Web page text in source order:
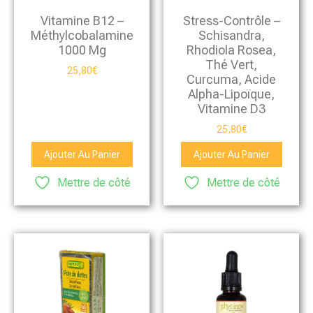
Vitamine B12 –
Méthylcobalamine
1000 Μg
25,80€
Ajouter Au Panier
Mettre de côté
Stress-Contrôle –
Schisandra,
Rhodiola Rosea,
Thé Vert,
Curcuma, Acide
Alpha-Lipoïque,
Vitamine D3
25,80€
Ajouter Au Panier
Mettre de côté